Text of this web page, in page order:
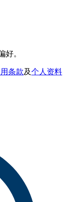
好。
条款及个人资料